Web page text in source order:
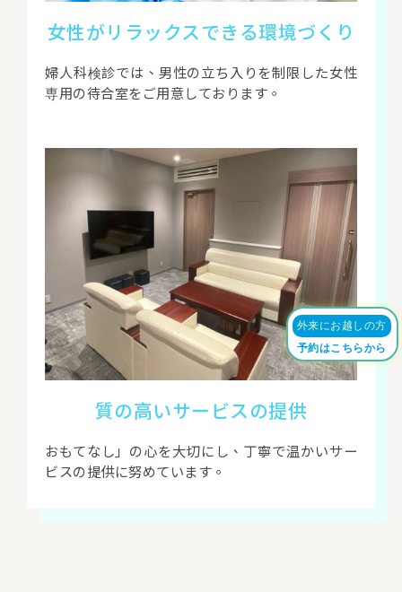
女性がリラックスできる環境づくり
婦人科検診では、男性の立ち入りを制限した女性
専用の待合室をご用意しております。
質の高いサービスの提供
おもてなし」の心を大切にし、丁寧で温かいサー
ビスの提供に努めています。
外来にお越しの方
予約はこちらから